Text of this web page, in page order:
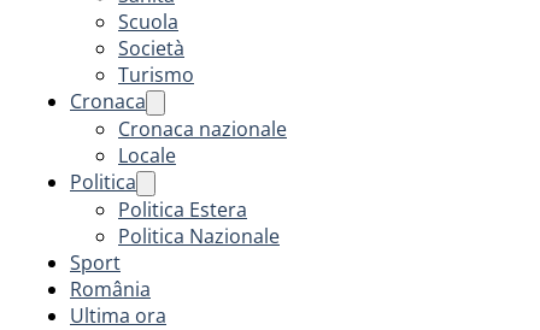
Scuola
Società
Turismo
Cronaca
Cronaca nazionale
Locale
Politica
Politica Estera
Politica Nazionale
Sport
România
Ultima ora